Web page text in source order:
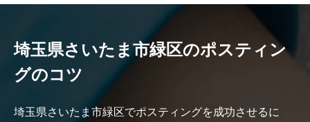
埼玉県さいたま市緑区のポスティン
グのコツ
埼玉県さいたま市緑区でポスティングを成功させるに